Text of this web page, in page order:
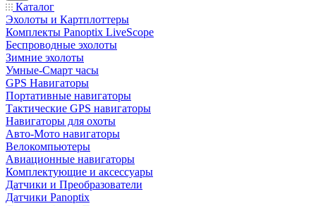
Каталог
Эхолоты и Картплоттеры
Комплекты Panoptix LiveScope
Беспроводные эхолоты
Зимние эхолоты
Умные-Смарт часы
GPS Навигаторы
Портативные навигаторы
Тактические GPS навигаторы
Навигаторы для охоты
Авто-Мото навигаторы
Велокомпьютеры
Авиационные навигаторы
Комплектующие и аксессуары
Датчики и Преобразователи
Датчики Panoptix